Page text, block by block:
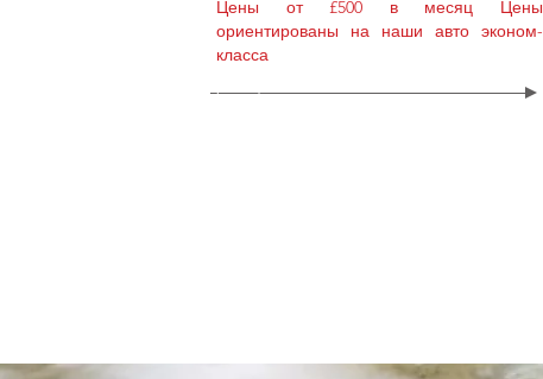
Цены от £500 в месяц Цены
ориентированы на наши авто эконом-
класса